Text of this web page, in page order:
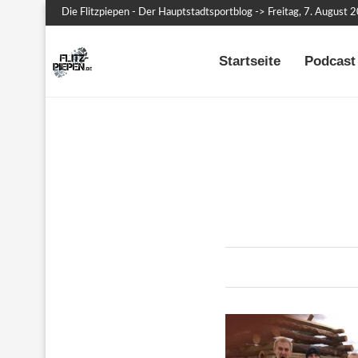
Die Flitzpiepen - Der Hauptstadtsportblog -> Freitag, 7. August
Startseite